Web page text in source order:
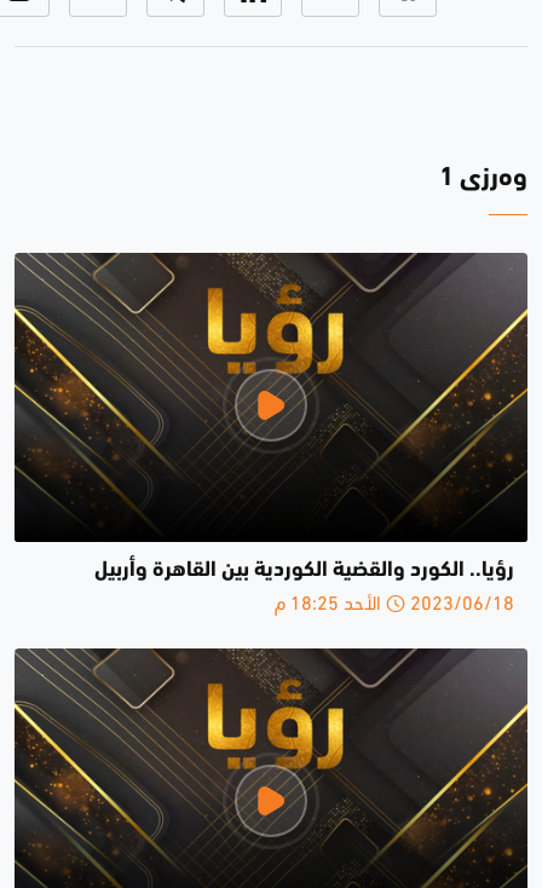
وەرزی 1
رؤيا.. الكورد والقضية الكوردية بين القاهرة وأربيل
2023/06/18 الأحد 18:25 م